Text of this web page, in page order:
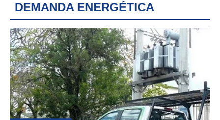
DEMANDA ENERGÉTICA